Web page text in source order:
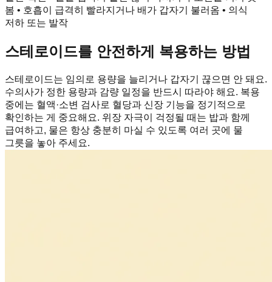
봄 • 호흡이 급격히 빨라지거나 배가 갑자기 불러옴 • 의식
저하 또는 발작
스테로이드를 안전하게 복용하는 방법
스테로이드는 임의로 용량을 늘리거나 갑자기 끊으면 안 돼요.
수의사가 정한 용량과 감량 일정을 반드시 따라야 해요. 복용
중에는 혈액·소변 검사로 혈당과 신장 기능을 정기적으로
확인하는 게 중요해요. 위장 자극이 걱정될 때는 밥과 함께
급여하고, 물은 항상 충분히 마실 수 있도록 여러 곳에 물
그릇을 놓아 주세요.